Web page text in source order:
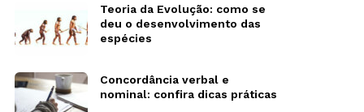
Teoria da Evolução: como se
deu o desenvolvimento das
espécies
Concordância verbal e
nominal: confira dicas práticas